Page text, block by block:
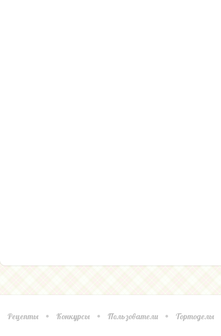
Рецепты Конкурсы Пользователи Тортоделы